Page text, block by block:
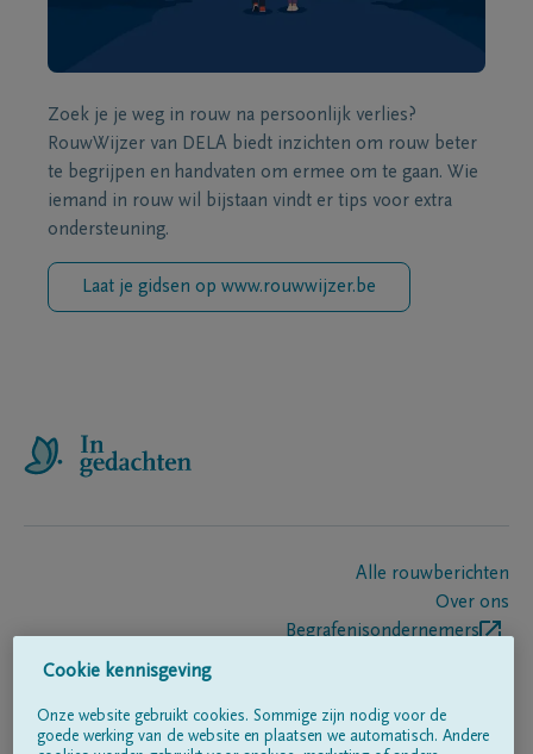
Zoek je je weg in rouw na persoonlijk verlies?
RouwWijzer van DELA biedt inzichten om rouw beter
te begrijpen en handvaten om ermee om te gaan. Wie
iemand in rouw wil bijstaan vindt er tips voor extra
ondersteuning.
Laat je gidsen op www.rouwwijzer.be
Alle rouwberichten
Over ons
Begrafenisondernemers
Volg ons op
Cookie kennisgeving
Onze website gebruikt cookies. Sommige zijn nodig voor de
goede werking van de website en plaatsen we automatisch. Andere